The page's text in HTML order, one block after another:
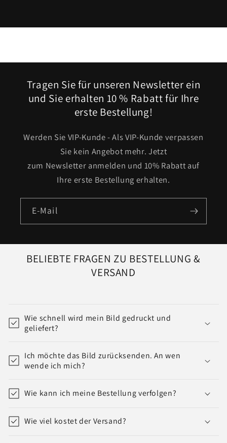
Tragen Sie für unseren Newsletter ein
und Sie erhalten 10 % Rabatt für Ihre
erste Bestellung!
Werden Sie VIP-Kunde - Als VIP-Kunde verpassen
Sie kein Angebot mehr. Jetzt
zum Newsletter anmelden und 10% Rabatt auf
Ihre erste Bestellung erhalten.
E-Mail
BELIEBTE FRAGEN ZU BESTELLUNG &
VERSAND
Wie schnell wird mein Bild gedruckt und
geliefert?
Ich möchte das Bild zurücksenden. An wen
wende ich mich?
Wie kann ich meine Bestellung verfolgen?
Wie viel kostet der Versand?